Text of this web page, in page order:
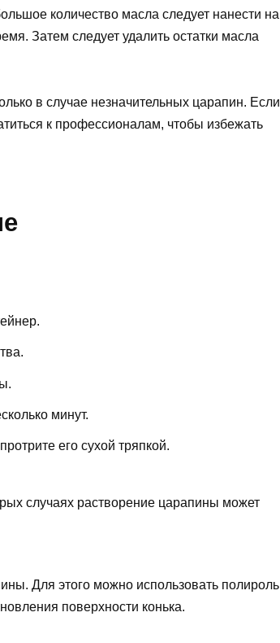
количество масла следует нанести на
Затем следует удалить остатки масла
в случае незначительных царапин. Если
к профессионалам, чтобы избежать
минут.
его сухой тряпкой.
случаях растворение царапины может
Для этого можно использовать полироль
поверхности конька.